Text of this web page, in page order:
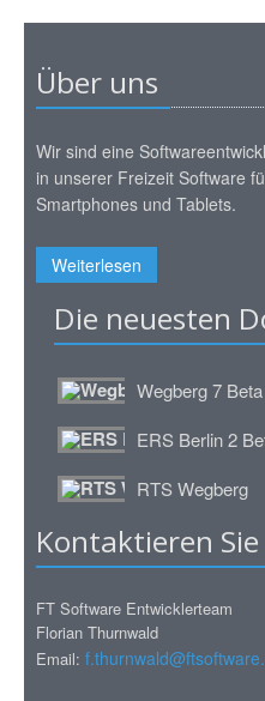
Über uns
Wir sind eine
in unserer Freizeit Software
Smartphones und Tablets.
Weiterlesen
Die neuesten
Wegberg 7 Beta
ERS Berlin 2
RTS Wegberg
Kontaktieren
FT Software Entwicklerteam
Florian Thurnwald
Email: